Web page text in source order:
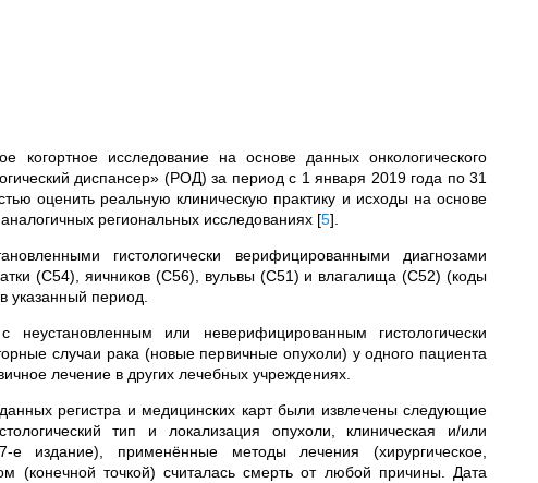
когортное исследование на основе данных онкологического
диспансер» (РОД) за период с 1 января 2019 года по 31
оценить реальную клиническую практику и исходы на основе
региональных исследованиях [5]
гистологически верифицированными диагнозами
(С54), яичников (С56), вульвы (С51) и влагалища (С52) (коды
указанный период.
или неверифицированным гистологически
случаи рака (новые первичные опухоли) у одного пациента
лечение в других лечебных учреждениях.
регистра и медицинских карт были извлечены следующие
тип и локализация опухоли, клиническая и/или
издание), применённые методы лечения (хирургическое,
(конечной точкой) считалась смерть от любой причины. Дата